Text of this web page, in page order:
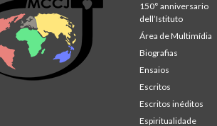
150° anniversario
dell’Istituto
Área de Multimídia
Biografias
Ensaios
Escritos
Escritos inéditos
Espiritualidade